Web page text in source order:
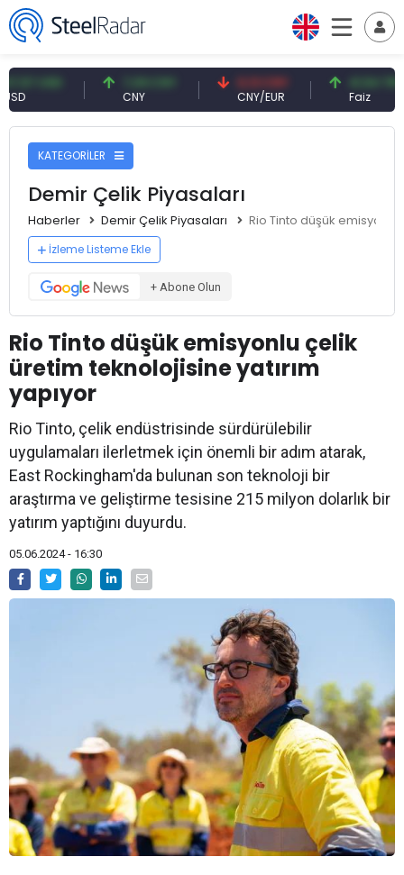
7,09 CNY 0,13 CNY
CNY/EUR
41,54 TRY
KATEGORİLER
Demir Çelik Piyasaları
Haberler Demir Çelik Piyasaları Rio Tinto düşük emisyonlu
İzleme Listeme Ekle
+ Abone Olun
Rio Tinto düşük emisyonlu çelik
üretim teknolojisine yatırım
yapıyor
Rio Tinto, çelik endüstrisinde sürdürülebilir
uygulamaları ilerletmek için önemli bir adım atarak,
East Rockingham'da bulunan son teknoloji bir
araştırma ve geliştirme tesisine 215 milyon dolarlık bir
yatırım yaptığını duyurdu.
05.06.2024 - 16:30